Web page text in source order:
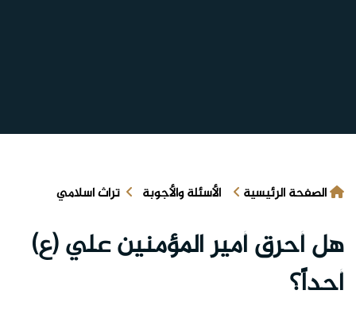
الصفحة الرئيسية الأسئلة والأجوبة تراث اسلامي
هل أحرق أمير المؤمنين علي (ع)
أحداً؟